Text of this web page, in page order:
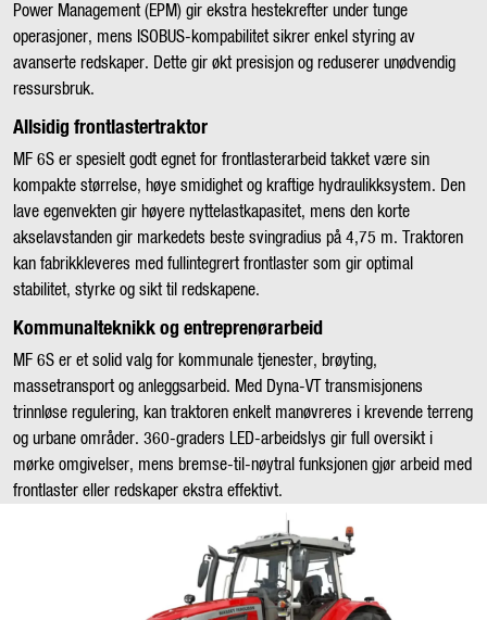
Power Management (EPM) gir ekstra hestekrefter under tunge
operasjoner, mens ISOBUS-kompabilitet sikrer enkel styring av
avanserte redskaper. Dette gir økt presisjon og reduserer unødvendig
ressursbruk.
Allsidig frontlastertraktor
MF 6S er spesielt godt egnet for frontlasterarbeid takket være sin
kompakte størrelse, høye smidighet og kraftige hydraulikksystem. Den
lave egenvekten gir høyere nyttelastkapasitet, mens den korte
akselavstanden gir markedets beste svingradius på 4,75 m. Traktoren
kan fabrikkleveres med fullintegrert frontlaster som gir optimal
stabilitet, styrke og sikt til redskapene.
Kommunalteknikk og entreprenørarbeid
MF 6S er et solid valg for kommunale tjenester, brøyting,
massetransport og anleggsarbeid. Med Dyna-VT transmisjonens
trinnløse regulering, kan traktoren enkelt manøvreres i krevende terreng
og urbane områder. 360-graders LED-arbeidslys gir full oversikt i
mørke omgivelser, mens bremse-til-nøytral funksjonen gjør arbeid med
frontlaster eller redskaper ekstra effektivt.